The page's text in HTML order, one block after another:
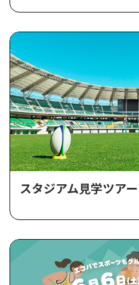
スタジアム見学ツアー